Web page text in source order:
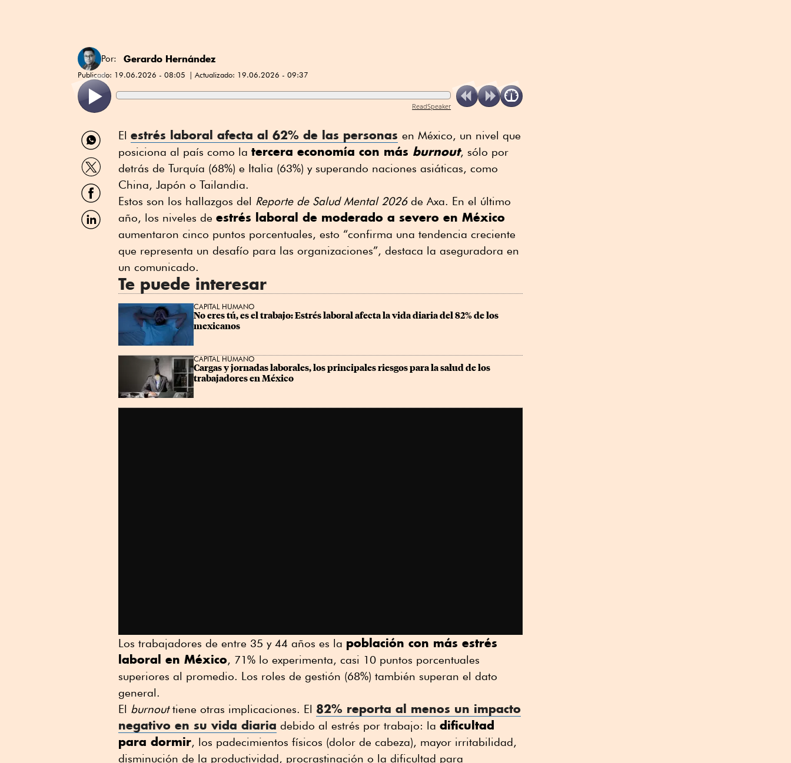
Por: Gerardo Hernández
Publicado: 19.06.2026 - 08:05 Actualizado: 19.06.2026 - 09:37
ReadSpeaker
Compartir
por
WhatsApp
Compartir
por
Twitter
Compartir
por
Facebook
Compartir
por
El estrés laboral afecta al 62% de las personas en México, un nivel que
posiciona al país como la tercera economía con más burnout, sólo por
detrás de Turquía (68%) e Italia (63%) y superando naciones asiáticas, como
China, Japón o Tailandia.
Estos son los hallazgos del Reporte de Salud Mental 2026 de Axa. En el último
año, los niveles de estrés laboral de moderado a severo en México
aumentaron cinco puntos porcentuales, esto “confirma una tendencia creciente
que representa un desafío para las organizaciones”, destaca la aseguradora en
un comunicado.
Te puede interesar
CAPITAL HUMANO
No eres tú, es el trabajo: Estrés laboral afecta la vida diaria del 82% de los
mexicanos
CAPITAL HUMANO
Cargas y jornadas laborales, los principales riesgos para la salud de los
trabajadores en México
Los trabajadores de entre 35 y 44 años es la población con más estrés
laboral en México, 71% lo experimenta, casi 10 puntos porcentuales
superiores al promedio. Los roles de gestión (68%) también superan el dato
general.
El burnouttiene otras implicaciones. El 82% reporta al menos un impacto
negativo en su vida diaria debido al estrés por trabajo: la dificultad
para dormir, los padecimientos físicos (dolor de cabeza), mayor irritabilidad,
disminución de la productividad, procrastinación o la dificultad para